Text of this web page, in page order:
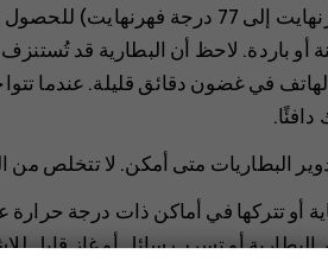
درجة مئوية و25 درجة مئوية (59 درجة فهرنهايت
أو باردة. لاحظ أن البطارية قد
في غضون دقائق قليلة. عندما
البطاريات متى أمكن. لا تتخلص من
تتركها في أماكن ذات درجة حرارة
أو تسرب سائل أو غاز قابل